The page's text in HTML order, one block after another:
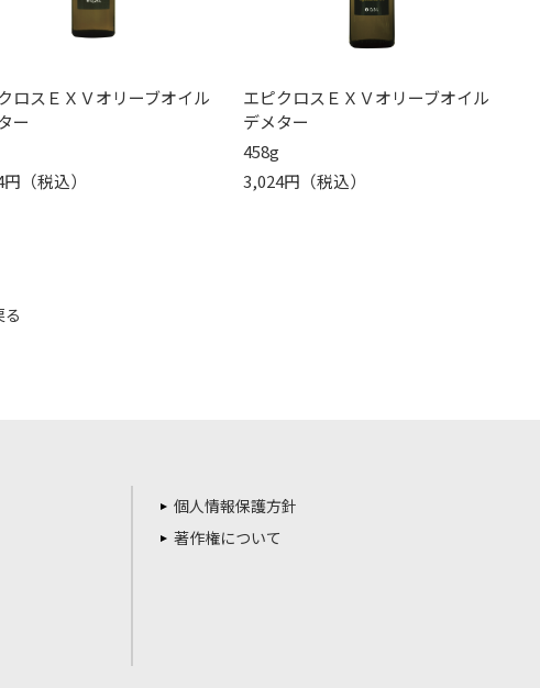
ロスＥＸＶオリーブオイル
ー
（税込）
エピクロスＥＸＶオリーブオイル
デメター
458g
3,024円（税込）
る
個人情報保護方針
著作権について